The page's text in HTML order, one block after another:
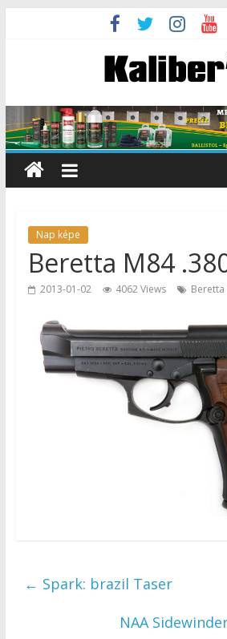
Nap képe
Beretta M84
2013-01-02 4062 Views Beretta
← Spark: brazil Taser
NAA